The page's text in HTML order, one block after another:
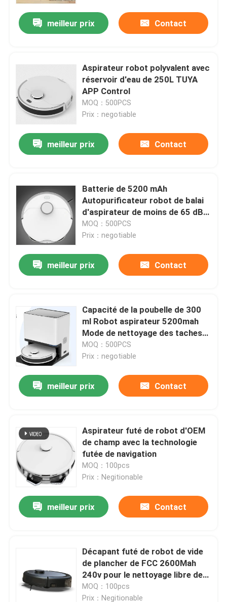
Produits
meilleur prix Contact
Aspirateur robot polyvalent avec
réservoir d'eau de 250L TUYA
APP Control
MOQ：500PCS
Prix：negotiable
meilleur prix Contact
Batterie de 5200 mAh
Autopurificateur robot de balai
d'aspirateur de moins de 65 dB
Fonction d'autopurification
MOQ：500PCS
Prix：negotiable
meilleur prix Contact
Capacité de la poubelle de 300
ml Robot aspirateur 5200mah
Mode de nettoyage des taches
de batterie
MOQ：500PCS
Prix：negotiable
meilleur prix Contact
Aspirateur futé de robot d'OEM
de champ avec la technologie
futée de navigation
MOQ：100pcs
Prix：Negitionable
meilleur prix Contact
Décapant futé de robot de vide
de plancher de FCC 2600Mah
240v pour le nettoyage libre de
dispute
MOQ：100pcs
Prix：Negitionable